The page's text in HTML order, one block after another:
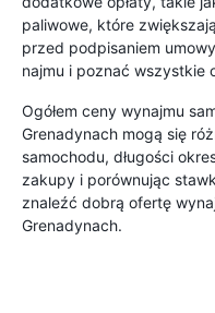
paliwowe, które
przed podpisaniem
najmu i poznać wszystkie
Ogółem ceny wynajmu
Grenadynach mogą się
samochodu, długości
zakupy i porównując
znaleźć dobrą ofertę
Grenadynach.